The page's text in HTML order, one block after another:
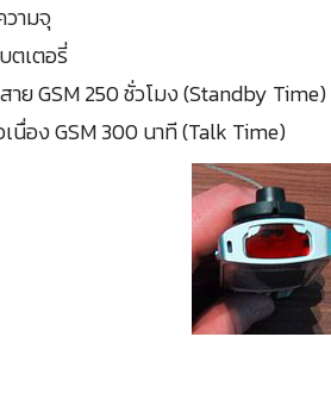
ามจุ
ตเตอรี่
ย GSM 250 ชั่วโมง (Standby Time)
นื่อง GSM 300 นาที (Talk Time)